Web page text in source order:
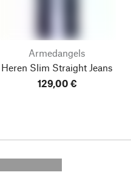
Armedangels
Heren Slim Straight Jeans
129,00 €